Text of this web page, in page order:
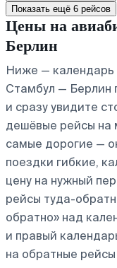
Показать ещё 6 рейсов
Цены на
Берлин
Ниже — календарь
Стамбул — Берлин
и сразу увидите
дешёвые рейсы на
самые дорогие —
поездки гибкие,
цену на нужный
рейсы туда-
обратно» над
и правый
на обратные